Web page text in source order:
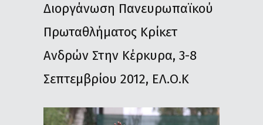
Διοργάνωση Πανευρωπαϊκού
Πρωταθλήματος Κρίκετ
Ανδρών Στην Κέρκυρα, 3-8
Σεπτεμβρίου 2012, ΕΛ.Ο.Κ